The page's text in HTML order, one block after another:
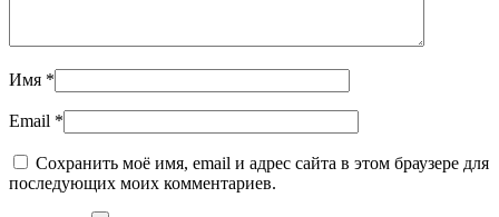
Имя *
Email *
Сохранить моё имя, email и адрес сайта в этом браузере для
последующих моих комментариев.